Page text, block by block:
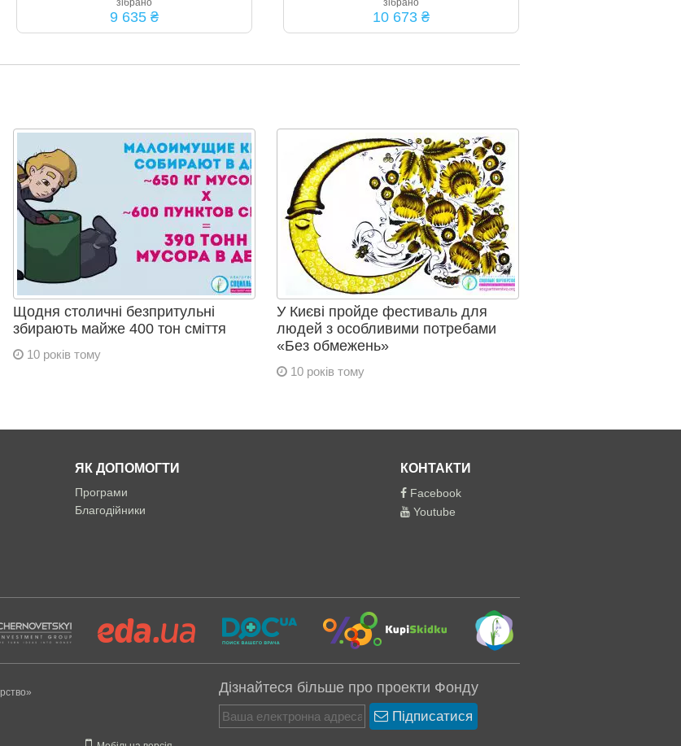
зібрано
9 635 ₴
зібрано
10 673 ₴
Щодня столичні безпритульні
збирають майже 400 тон сміття
10 років тому
У Києві пройде фестиваль для
людей з особливими потребами
«Без обмежень»
10 років тому
ЯК ДОПОМОГТИ
Програми
Благодійники
КОНТАКТИ
Facebook
Youtube
Дізнайтеся більше про проекти Фонду
Підписатися